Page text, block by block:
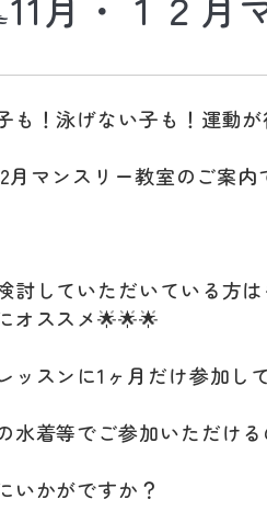
も！泳げない子も！運動
月マンスリー教室のご案内
討していただいている方
オススメ🌟🌟🌟
ッスンに1ヶ月だけ参加し
水着等でご参加いただける
いかがですか？